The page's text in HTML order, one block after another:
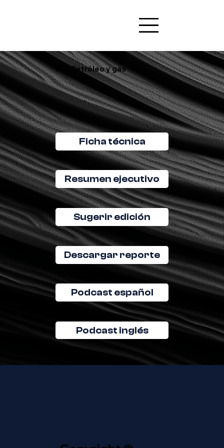
Ficha técnica
Descargar reporte
IA + Petróleo y gas
Resumen ejecutivo
Podcast español
Sugerir edición
Podcast inglés